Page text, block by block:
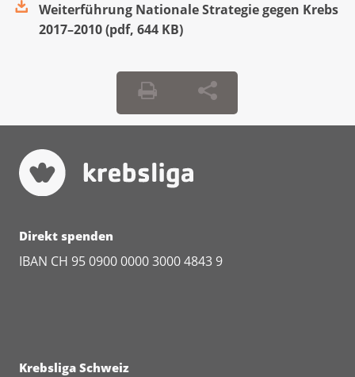
Weiterführung Nationale Strategie gegen Krebs
2017–2010(pdf, 644 KB)
Direkt spenden
IBAN CH 95 0900 0000 3000 4843 9
Krebsliga Schweiz